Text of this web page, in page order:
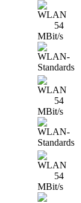
54
MBit/s
54
MBit/s
54
MBit/s